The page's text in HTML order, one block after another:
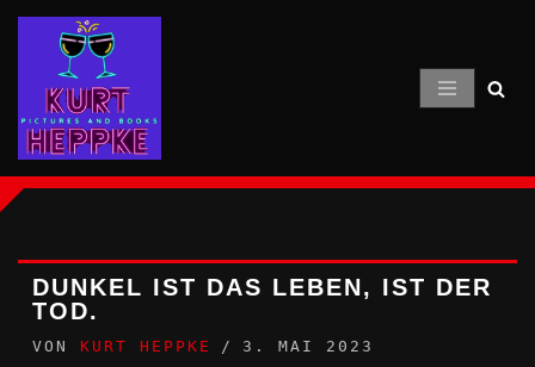
Inhalt
springen
DUNKEL IST DAS LEBEN, IST DER
TOD.
VON KURT HEPPKE 3. MAI 2023